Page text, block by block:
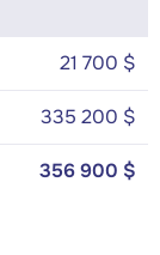
21 700 $
335 200 $
356 900 $